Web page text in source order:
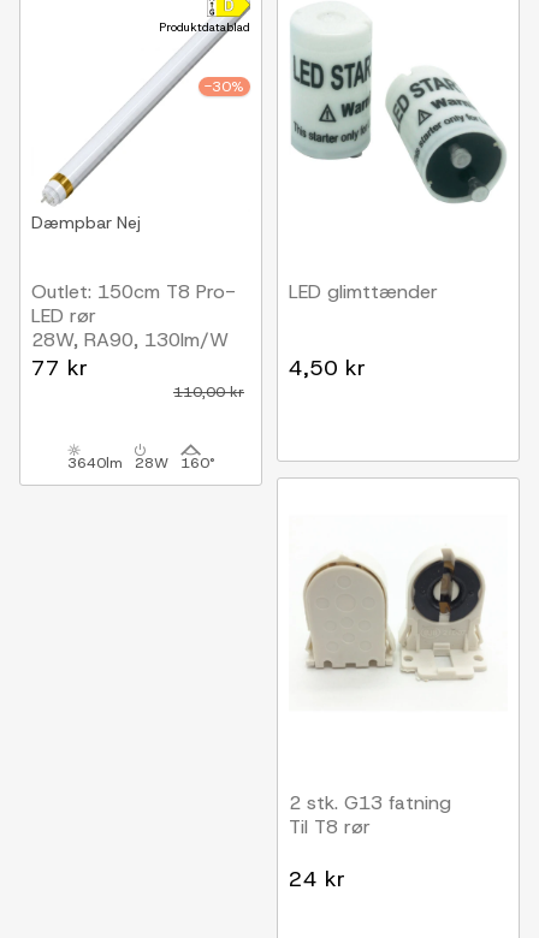
Produktdatablad
-30%
Dæmpbar Nej
Outlet: 150cm T8 Pro-
LED rør
28W, RA90, 130lm/W
77 kr
110,00 kr
3640lm 28W 160°
LED glimttænder
4,50 kr
2 stk. G13 fatning
Til T8 rør
24 kr